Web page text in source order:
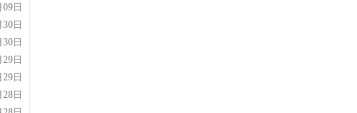
09日
30日
员公告
30日
29日
29日
聘公告
28日